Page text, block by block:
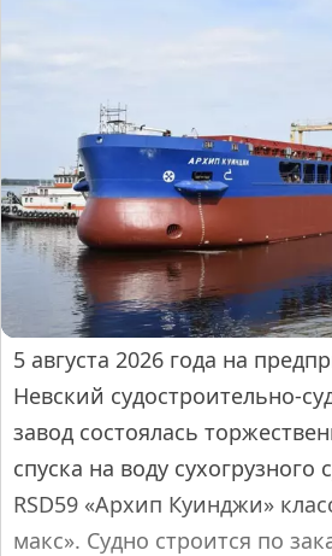
5 августа 2026 года на
Невский судостроительно-
завод состоялась
спуска на воду сухогрузного
RSD59 «Архип Куинджи»
макс». Судно строится по